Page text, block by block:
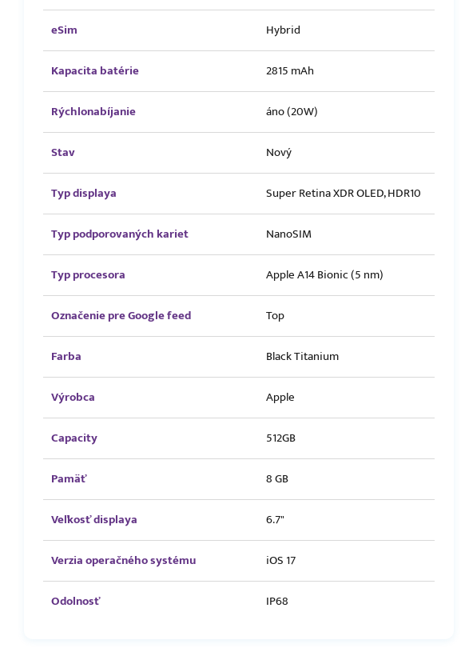
eSim Hybrid
Kapacita batérie 2815 mAh
Rýchlonabíjanie áno (20W)
Stav Nový
Typ displaya Super Retina XDR OLED, HDR10
Typ podporovaných kariet NanoSIM
Typ procesora Apple A14 Bionic (5 nm)
Označenie pre Google feed Top
Farba Black Titanium
Výrobca Apple
Capacity 512GB
Pamäť 8 GB
Veľkosť displaya 6.7"
Verzia operačného systému iOS 17
Odolnosť IP68